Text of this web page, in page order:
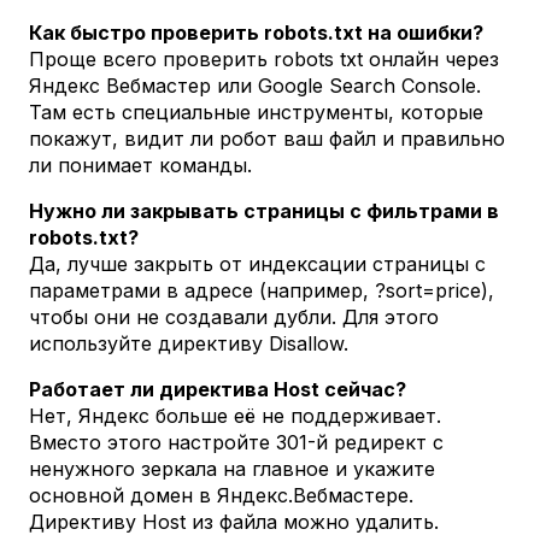
Как быстро проверить robots.txt на ошибки?
Проще всего проверить robots txt онлайн через
Яндекс Вебмастер или Google Search Console.
Там есть специальные инструменты, которые
покажут, видит ли робот ваш файл и правильно
ли понимает команды.
Нужно ли закрывать страницы с фильтрами в
robots.txt?
Да, лучше закрыть от индексации страницы с
параметрами в адресе (например, ?sort=price),
чтобы они не создавали дубли. Для этого
используйте директиву Disallow.
Работает ли директива Host сейчас?
Нет, Яндекс больше её не поддерживает.
Вместо этого настройте 301-й редирект с
ненужного зеркала на главное и укажите
основной домен в Яндекс.Вебмастере.
Директиву Host из файла можно удалить.